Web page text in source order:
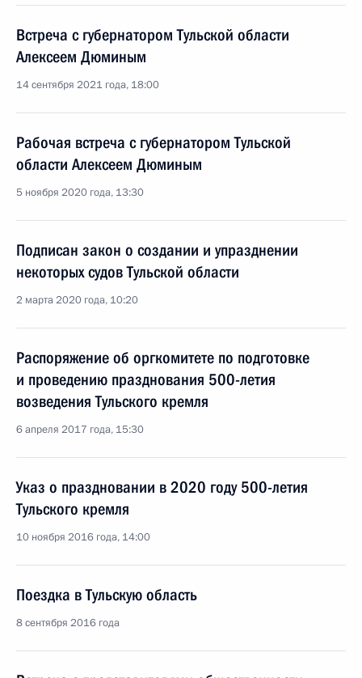
Встреча с губернатором Тульской области
Алексеем Дюминым
14 сентября 2021 года, 18:00
Рабочая встреча с губернатором Тульской
области Алексеем Дюминым
5 ноября 2020 года, 13:30
Подписан закон о создании и упразднении
некоторых судов Тульской области
2 марта 2020 года, 10:20
Распоряжение об оргкомитете по подготовке
и проведению празднования 500-летия
возведения Тульского кремля
6 апреля 2017 года, 15:30
Указ о праздновании в 2020 году 500-летия
Тульского кремля
10 ноября 2016 года, 14:00
Поездка в Тульскую область
8 сентября 2016 года